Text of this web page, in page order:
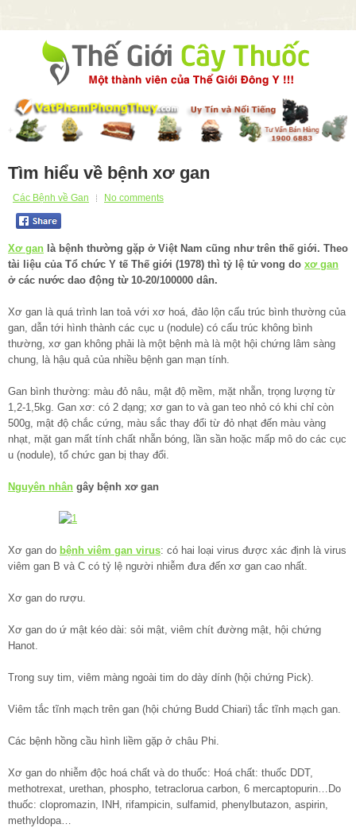
Tìm hiểu về bệnh xơ gan
Các Bệnh về Gan No comments
Xơ gan là bệnh thường gặp ở Việt Nam cũng như trên thế giới. Theo
tài liệu của Tổ chức Y tế Thế giới (1978) thì tỷ lệ tử vong do xơ gan
ở các nước dao động từ 10-20/100000 dân.
Xơ gan là quá trình lan toả với xơ hoá, đảo lộn cấu trúc bình thường của
gan, dẫn tới hình thành các cục u (nodule) có cấu trúc không bình
thường, xơ gan không phải là một bệnh mà là một hội chứng lâm sàng
chung, là hậu quả của nhiều bệnh gan mạn tính.
Gan bình thường: màu đỏ nâu, mật độ mềm, mặt nhẵn, trọng lượng từ
1,2-1,5kg. Gan xơ: có 2 dạng; xơ gan to và gan teo nhỏ có khi chỉ còn
500g, mật độ chắc cứng, màu sắc thay đổi từ đỏ nhạt đến màu vàng
nhạt, mặt gan mất tính chất nhẵn bóng, lần sần hoặc mấp mô do các cục
u (nodule), tổ chức gan bị thay đổi.
Nguyên nhân gây bệnh xơ gan
Xơ gan do bệnh viêm gan virus: có hai loại virus được xác định là virus
viêm gan B và C có tỷ lệ người nhiễm đưa đến xơ gan cao nhất.
Xơ gan do rượu.
Xơ gan do ứ mật kéo dài: sỏi mật, viêm chít đường mật, hội chứng
Hanot.
Trong suy tim, viêm màng ngoài tim do dày dính (hội chứng Pick).
Viêm tắc tĩnh mạch trên gan (hội chứng Budd Chiari) tắc tĩnh mạch gan.
Các bệnh hồng cầu hình liềm gặp ở châu Phi.
Xơ gan do nhiễm độc hoá chất và do thuốc: Hoá chất: thuốc DDT,
methotrexat, urethan, phospho, tetraclorua carbon, 6 mercaptopurin…Do
thuốc: clopromazin, INH, rifampicin, sulfamid, phenylbutazon, aspirin,
methyldopa…